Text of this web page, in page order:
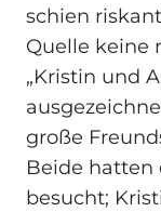
schien
Quelle keine
„Kristin und
große
Beide hatten
besucht;